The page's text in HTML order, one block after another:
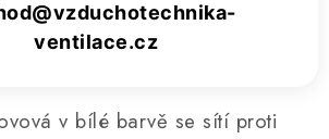
v bílé barvě se sítí proti
ventilace.cz